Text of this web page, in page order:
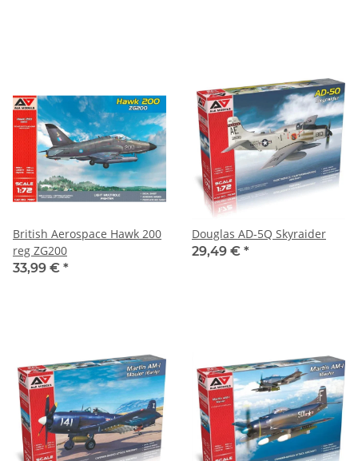
British Aerospace Hawk 200
reg ZG200
33,99 € *
Douglas AD-5Q Skyraider
29,49 € *